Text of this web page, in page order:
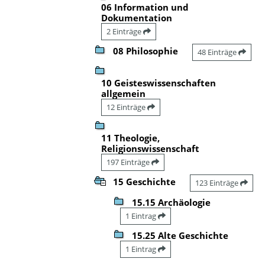
06 Information und
Dokumentation
2 Einträge
08 Philosophie 48 Einträge
10 Geisteswissenschaften
allgemein
12 Einträge
11 Theologie,
Religionswissenschaft
197 Einträge
15 Geschichte 123 Einträge
15.15 Archäologie
1 Eintrag
15.25 Alte Geschichte
1 Eintrag